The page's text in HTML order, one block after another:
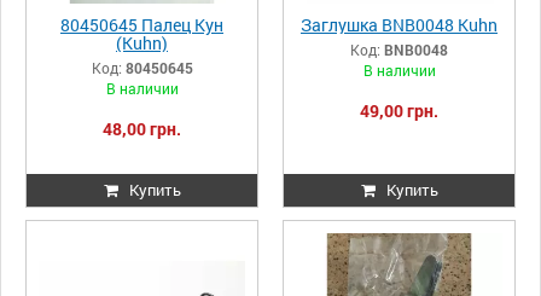
80450645 Палец Кун
(Kuhn)
Код: 80450645
В наличии
48,00 грн.
Купить
Заглушка BNB0048 Kuhn
Код: BNB0048
В наличии
49,00 грн.
Купить